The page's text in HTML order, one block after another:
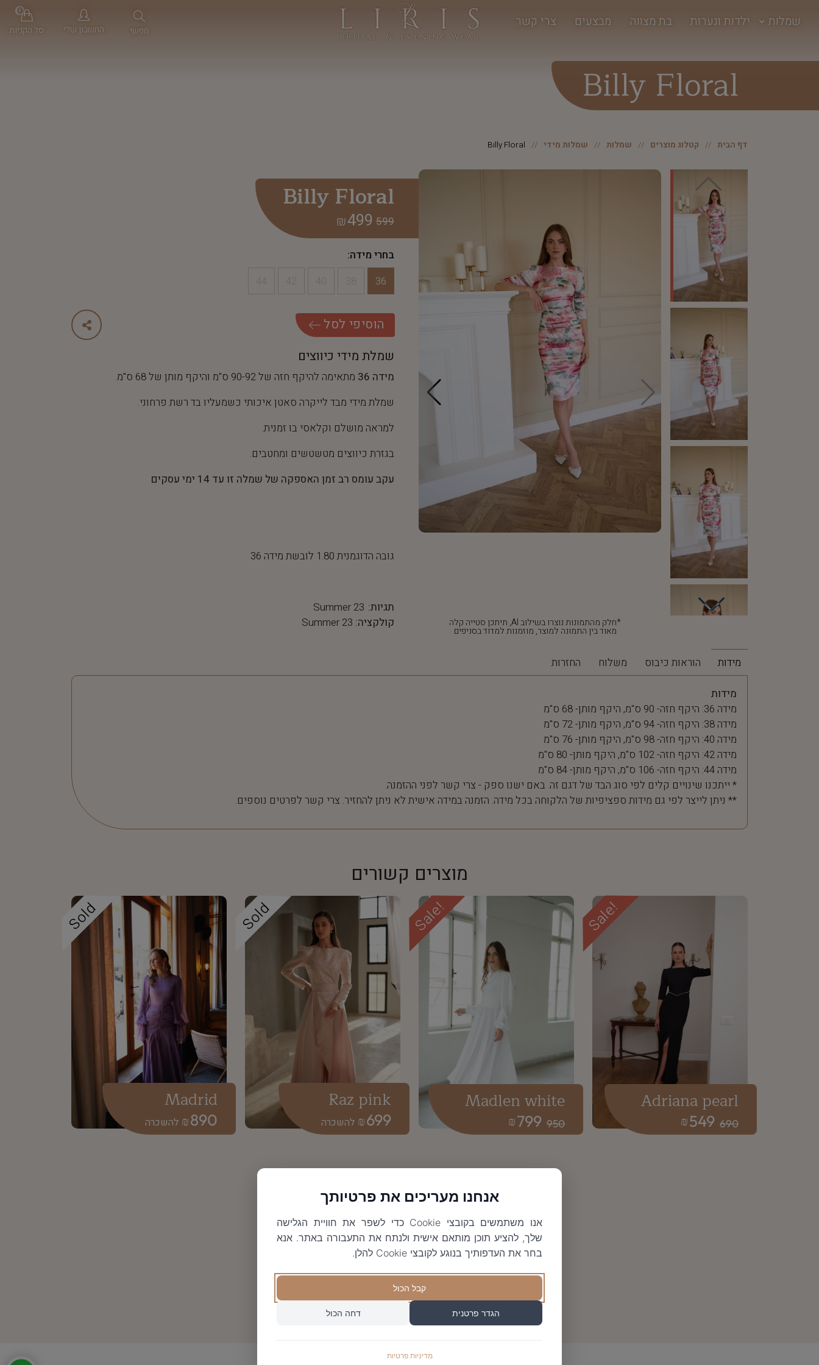
שמלות ילדות ונערות בת מצווה מבצעים צרי קשר
חפשי החשבון שלי סל הקניות
0
Billy Floral
דף הבית קטלוג מוצרים שמלות שמלות מידי Billy Floral
*חלק מהתמונות נוצרו בשילוב AI, תיתכן סטייה קלה
מאוד בין התמונה למוצר, מוזמנות למדוד בסניפים
Billy Floral
599
499
₪
בחרי מידה:
36
הוסיפי לסל
שמלת מידי כיווצים
מידה 36
מתאימה להיקף חזה של 90-92 ס"מ והיקף מותן של 68 ס"מ.
שמלת מידי מבד לייקרה סאטן איכותי כשמעליו בד רשת פרחוני.
למראה מושלם וקלאסי בו זמנית.
בגזרת כיווצים מטשטשים ומחטבים.
עקב עומס רב זמן האספקה של שמלה זו עד 14 ימי עסקים
גובה הדוגמנית 1.80 לובשת מידה 36
תגיות: Summer 23
קולקציה: Summer 23
מידות הוראות כיבוס משלוח החזרות
מידות
מידה 36: היקף חזה- 90 ס"מ, היקף מותן- 68 ס"מ
מידה 38: היקף חזה- 94 ס"מ, היקף מותן- 72 ס"מ
מידה 40: היקף חזה- 98 ס"מ, היקף מותן- 76 ס"מ
מידה 42: היקף חזה- 102 ס"מ, היקף מותן- 80 ס"מ
מידה 44: היקף חזה- 106 ס"מ, היקף מותן- 84 ס"מ
* ייתכנו שינויים קלים לפי סוג הבד של דגם זה. באם ישנו ספק - צרי קשר לפני ההזמנה.
** ניתן לייצר לפי גם מידות ספציפיות של הלקוחה בכל מידה. הזמנה במידה אישית לא ניתן להחזיר. צרי קשר לפרטים נוספים.
מוצרים קשורים
Sale!
690
549
₪
Adriana pearl
Sale!
950
799
₪
Madlen white
Sold
699
₪
Raz pink
Sold
890
₪
Madrid
אנחנו מעריכים את פרטיותך
אנו משתמשים בקובצי Cookie כדי לשפר את חוויית הגלישה
שלך, להציע תוכן מותאם אישית ולנתח את התעבורה באתר. אנא
בחר את העדפותיך בנוגע לקובצי Cookie להלן.
קבל הכול
הגדר פרטנית דחה הכול
מדיניות פרטיות